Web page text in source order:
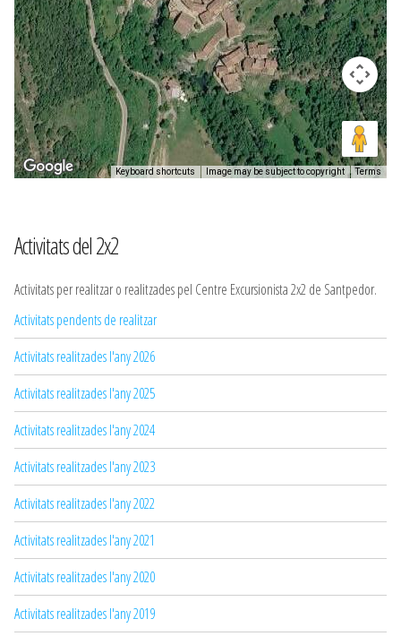
Keyboard shortcuts Image may be subject to copyright Terms
Activitats del 2x2
Activitats per realitzar o realitzades pel Centre Excursionista 2x2 de Santpedor.
Activitats pendents de realitzar
Activitats realitzades l'any 2026
Activitats realitzades l'any 2025
Activitats realitzades l'any 2024
Activitats realitzades l'any 2023
Activitats realitzades l'any 2022
Activitats realitzades l'any 2021
Activitats realitzades l'any 2020
Activitats realitzades l'any 2019